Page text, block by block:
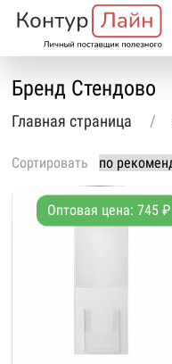
Бренд Стендово
Главная страница
Сортировать
Оптовая цена: 745 ₽